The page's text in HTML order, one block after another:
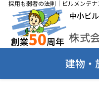
採用も弱者の法則｜ビルメンテ
建物・